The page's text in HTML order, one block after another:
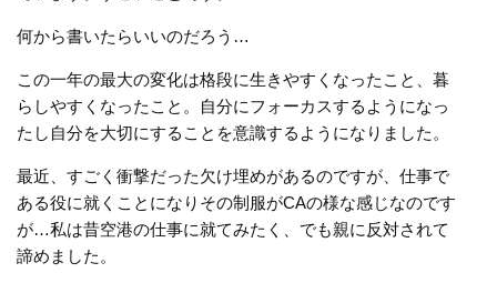
何から書いたらいいのだろう…
この一年の最大の変化は格段に生きやすくなったこと、暮
らしやすくなったこと。自分にフォーカスするようになっ
たし自分を大切にすることを意識するようになりました。
最近、すごく衝撃だった欠け埋めがあるのですが、仕事で
ある役に就くことになりその制服がCAの様な感じなのです
が…私は昔空港の仕事に就てみたく、でも親に反対されて
諦めました。